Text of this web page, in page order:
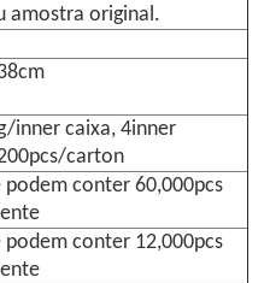
amostra original.
inner caixa, 4inner
carton
conter 60,000pcs
conter 12,000pcs